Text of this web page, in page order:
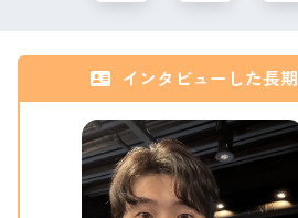
インタビューした長